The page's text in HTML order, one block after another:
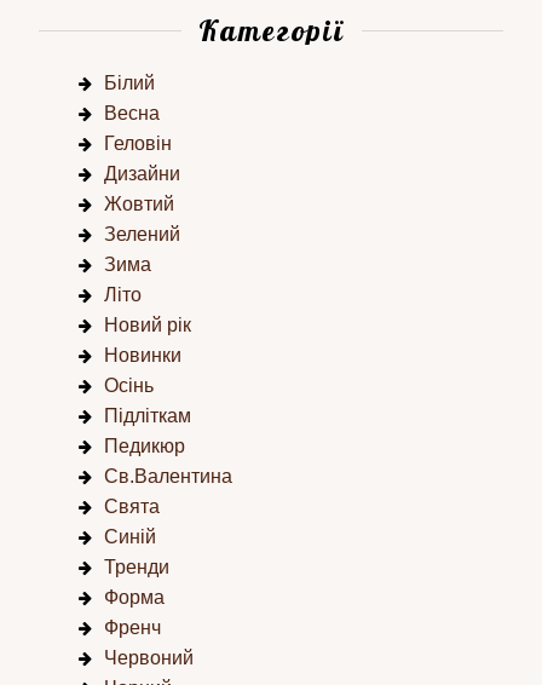
Категорії
Білий
Весна
Геловін
Дизайни
Жовтий
Зелений
Зима
Літо
Новий рік
Новинки
Осінь
Підліткам
Педикюр
Св.Валентина
Свята
Синій
Тренди
Форма
Френч
Червоний